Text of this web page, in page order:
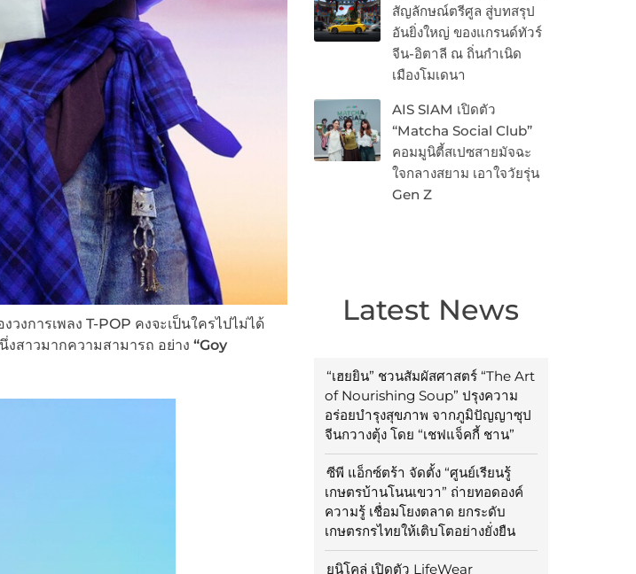
สัญลักษณ์ตรีศูล สู่บทสรุป
อันยิ่งใหญ่ ของแกรนด์ทัวร์
จีน-อิตาลี ณ ถิ่นกำเนิด
เมืองโมเดนา
AIS SIAM เปิดตัว
“Matcha Social Club”
คอมมูนิตี้สเปซสายมัจฉะ
ใจกลางสยาม เอาใจวัยรุ่น
Gen Z
Latest News
“เฮยยิน” ชวนสัมผัสศาสตร์ “The Art
of Nourishing Soup” ปรุงความ
อร่อยบำรุงสุขภาพ จากภูมิปัญญาซุป
จีนกวางตุ้ง โดย “เชฟแจ็คกี้ ชาน”
ซีพี แอ็กซ์ตร้า จัดตั้ง “ศูนย์เรียนรู้
เกษตรบ้านโนนเขวา” ถ่ายทอดองค์
ความรู้ เชื่อมโยงตลาด ยกระดับ
เกษตรกรไทยให้เติบโตอย่างยั่งยืน
ยูนิโคล่ เปิดตัว LifeWear
งการเพลง T-POP คงจะเป็นใครไปไม่ได้
สาวมากความสามารถ อย่าง “Goy